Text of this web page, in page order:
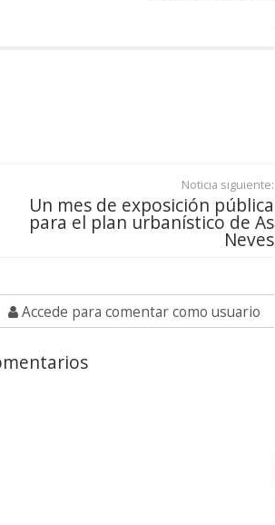
Noticia siguiente:
Un mes de exposición pública
para el plan urbanístico de As
Neves
Accede para comentar como usuario